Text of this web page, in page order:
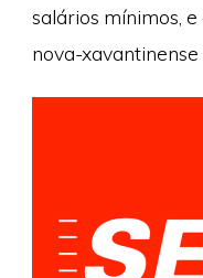
salários mínimos,
nova-xavantinense